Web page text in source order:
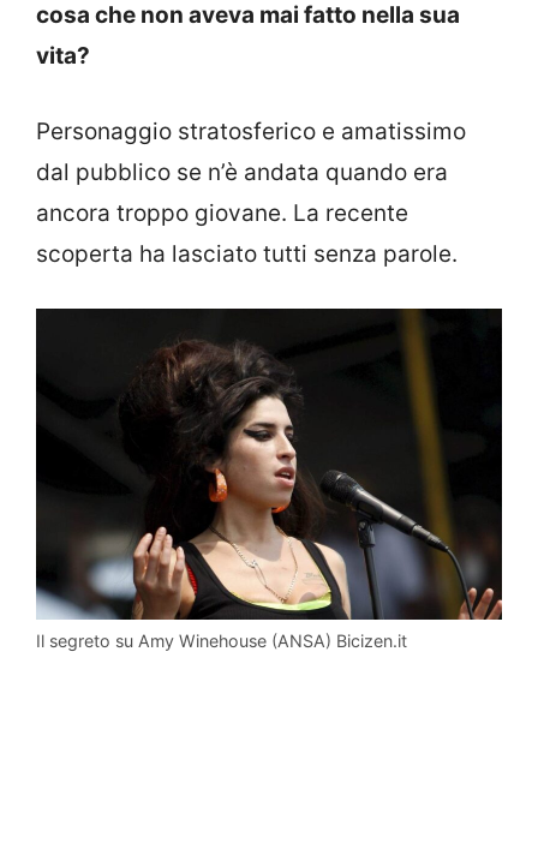
cosa che non aveva mai fatto nella sua
vita?
Personaggio stratosferico e amatissimo
dal pubblico se n’è andata quando era
ancora troppo giovane. La recente
scoperta ha lasciato tutti senza parole.
Il segreto su Amy Winehouse (ANSA) Bicizen.it